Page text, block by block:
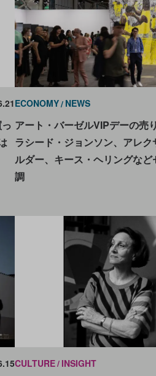
ECONOMY NEWS
アート・バーゼルVIPデーの売
ラシード・ジョンソン、アレク
ルダー、キース・ヘリングなど
調
CULTURE INSIGHT